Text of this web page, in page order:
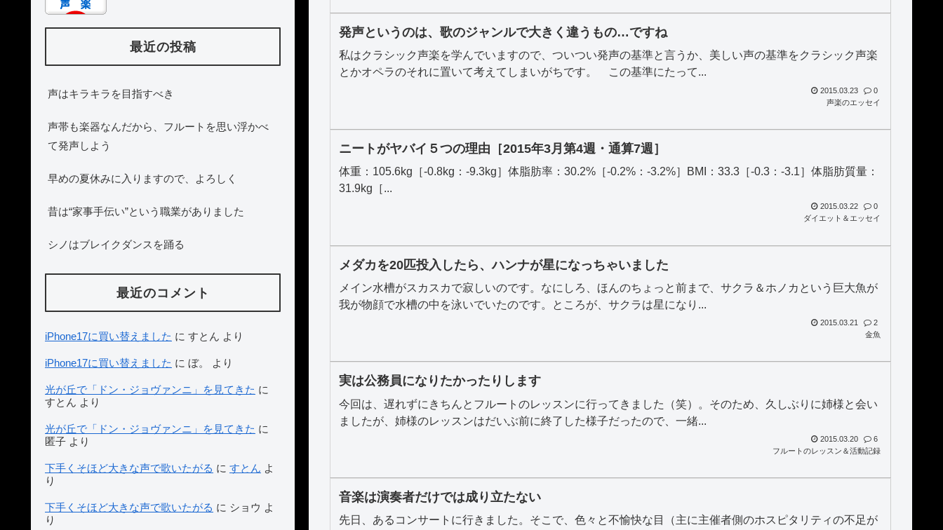
発声というのは、歌のジャンルで大きく違うもの…ですね
私はクラシック声楽を学んでいますので、ついつい発声の基準と言うか、美しい声の基準をクラシック声楽
とかオペラのそれに置いて考えてしまいがちです。 この基準にたって...
2015.03.23
0
声楽のエッセイ
ニートがヤバイ５つの理由［2015年3月第4週・通算7週］
体重：105.6kg［-0.8kg：-9.3kg］体脂肪率：30.2%［-0.2%：-3.2%］BMI：33.3［-0.3：-3.1］体脂肪質量：
31.9kg［...
2015.03.22
0
ダイエット＆エッセイ
メダカを20匹投入したら、ハンナが星になっちゃいました
メイン水槽がスカスカで寂しいのです。なにしろ、ほんのちょっと前まで、サクラ＆ホノカという巨大魚が
我が物顔で水槽の中を泳いでいたのです。ところが、サクラは星になり...
2015.03.21
2
金魚
実は公務員になりたかったりします
今回は、遅れずにきちんとフルートのレッスンに行ってきました（笑）。そのため、久しぶりに姉様と会い
ましたが、姉様のレッスンはだいぶ前に終了した様子だったので、一緒...
2015.03.20
6
フルートのレッスン＆活動記録
音楽は演奏者だけでは成り立たない
先日、あるコンサートに行きました。そこで、色々と不愉快な目（主に主催者側のホスピタリティの不足が
最近の投稿
声はキラキラを目指すべき
声帯も楽器なんだから、フルートを思い浮かべ
て発声しよう
早めの夏休みに入りますので、よろしく
昔は“家事手伝い”という職業がありました
シノはブレイクダンスを踊る
最近のコメント
iPhone17に買い替えました に すとん より
iPhone17に買い替えました に ぼ。 より
光が丘で「ドン・ジョヴァンニ」を見てきた に
すとん より
光が丘で「ドン・ジョヴァンニ」を見てきた に
匿子 より
下手くそほど大きな声で歌いたがる に すとん よ
り
下手くそほど大きな声で歌いたがる に ショウ よ
り